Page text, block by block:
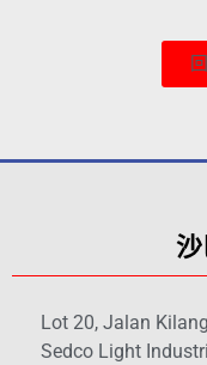
Lot 20, Jalan
Sedco Light